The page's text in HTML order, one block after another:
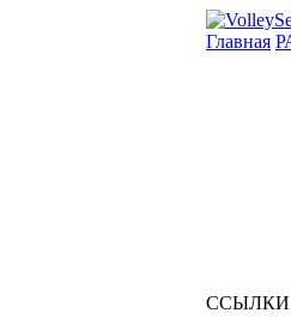
Главная
ССЫЛКИ